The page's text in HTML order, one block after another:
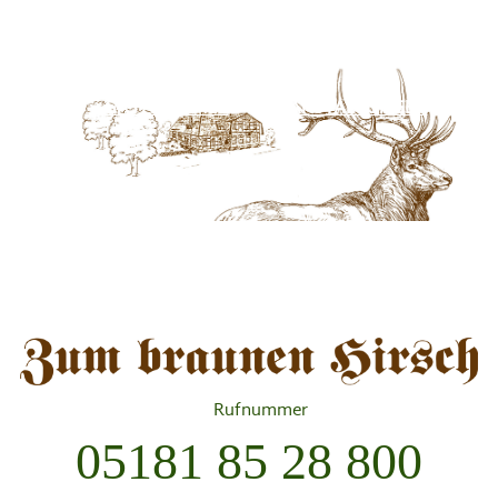
GÄSTEZIMMER VERANSTALTUNGEN
Rufnummer
05181 85 28 800